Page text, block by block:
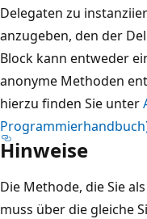
Delegaten zu
anzugeben, den der
Block kann entweder
anonyme Methoden
hierzu finden Sie unter
Hinweise
Die Methode, die Sie
muss über die gleiche